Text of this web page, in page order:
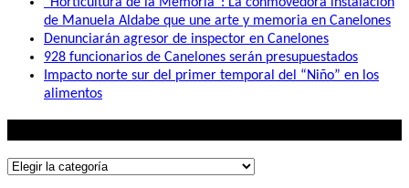
de Manuela Aldabe que une arte y memoria en Canelones
Denunciarán agresor de inspector en Canelones
928 funcionarios de Canelones serán presupuestados
Impacto norte sur del primer temporal del “Niño” en los
alimentos
Lo